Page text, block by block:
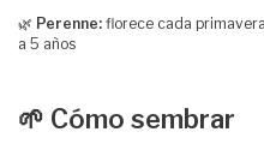
🌿 Perenne: florece cada
a 5 años
🌱 Cómo sembrar